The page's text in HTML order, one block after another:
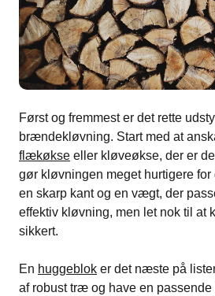
Først og fremmest er det rette
brændekløvning. Start med at
flækøkse eller kløveøkse, der er
gør kløvningen meget hurtigere
en skarp kant og en vægt, der
effektiv kløvning, men let nok til at
sikkert.
En huggeblok er det næste på
af robust træ og have en